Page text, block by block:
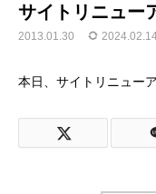
サイトリニュー
2013.01.30
本日、サイトリニュー